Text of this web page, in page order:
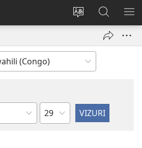
Badili
adresi
Ingia
(opens
Tafuta
ku
JW.ORG
Sura